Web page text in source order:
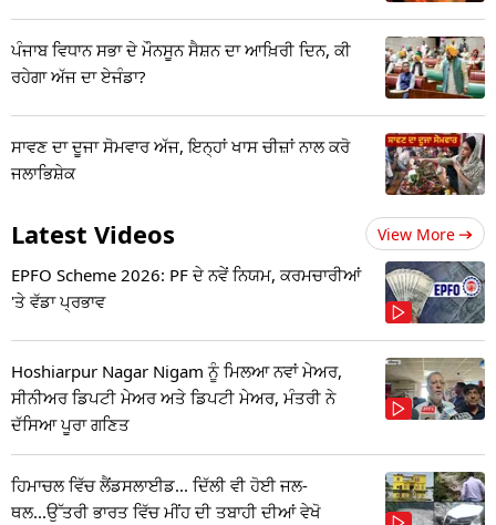
ਪੰਜਾਬ ਵਿਧਾਨ ਸਭਾ ਦੇ ਮੌਨਸੂਨ ਸੈਸ਼ਨ ਦਾ ਆਖ਼ਿਰੀ ਦਿਨ, ਕੀ
ਰਹੇਗਾ ਅੱਜ ਦਾ ਏਜੰਡਾ?
ਸਾਵਣ ਦਾ ਦੂਜਾ ਸੋਮਵਾਰ ਅੱਜ, ਇਨ੍ਹਾਂ ਖਾਸ ਚੀਜ਼ਾਂ ਨਾਲ ਕਰੋ
ਜਲਾਭਿਸ਼ੇਕ
Latest Videos View More
EPFO Scheme 2026: PF ਦੇ ਨਵੇਂ ਨਿਯਮ, ਕਰਮਚਾਰੀਆਂ
'ਤੇ ਵੱਡਾ ਪ੍ਰਭਾਵ
Hoshiarpur Nagar Nigam ਨੂੰ ਮਿਲਆ ਨਵਾਂ ਮੇਅਰ,
ਸੀਨੀਅਰ ਡਿਪਟੀ ਮੇਅਰ ਅਤੇ ਡਿਪਟੀ ਮੇਅਰ, ਮੰਤਰੀ ਨੇ
ਦੱਸਿਆ ਪੂਰਾ ਗਣਿਤ
ਹਿਮਾਚਲ ਵਿੱਚ ਲੈਂਡਸਲਾਈਡ... ਦਿੱਲੀ ਵੀ ਹੋਈ ਜਲ-
ਥਲ...ਉੱਤਰੀ ਭਾਰਤ ਵਿੱਚ ਮੀਂਹ ਦੀ ਤਬਾਹੀ ਦੀਆਂ ਵੇਖੋ